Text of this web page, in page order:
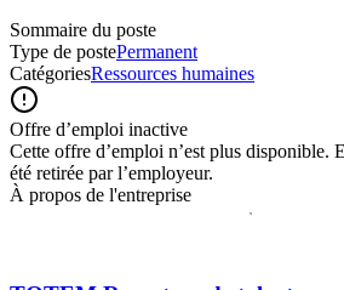
Sommaire du poste
Type de postePermanent
CatégoriesRessources humaines
Offre d’emploi inactive
Cette offre d’emploi n’est plus disponible.
été retirée par l’employeur.
À propos de l'entreprise